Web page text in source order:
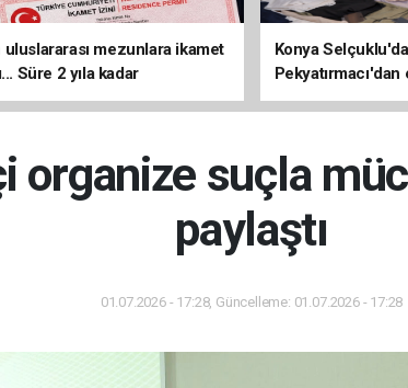
uluslararası mezunlara ikamet
Süre 2 yıla kadar
Konya
organize suçla
paylaştı
01.07.2026 - 17:28, Güncelleme: 01.07.2026 - 17:28